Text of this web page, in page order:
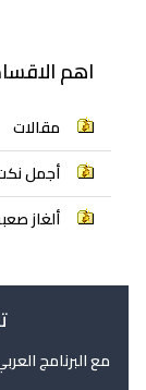
اهم
مقالات
أجمل
ألغاز
مع البرنامج العربي